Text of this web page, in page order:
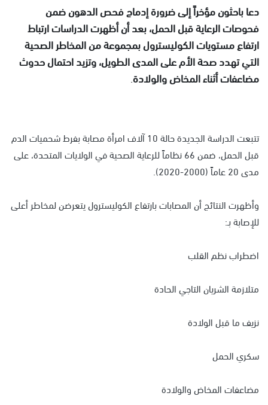
دعا باحثون مؤخراً إلى ضرورة إدماج فحص الدهون ضمن
فحوصات الرعاية قبل الحمل، بعد أن أظهرت الدراسات ارتباط
ارتفاع مستويات الكوليسترول بمجموعة من المخاطر الصحية
التي تهدد صحة الأم على المدى الطويل، وتزيد احتمال حدوث
مضاعفات أثناء المخاض والولادة.
تتبعت الدراسة الجديدة حالة 10 آلاف امرأة مصابة بفرط شحميات الدم
قبل الحمل، ضمن 66 نظاماً للرعاية الصحية في الولايات المتحدة، على
مدى 20 عاماً (2000-2020).
وأظهرت النتائج أن المصابات بارتفاع الكوليسترول يتعرضن لمخاطر أعلى
للإصابة بـ:
اضطراب نظم القلب
متلازمة الشريان التاجي الحادة
نزيف ما قبل الولادة
سكري الحمل
مضاعفات المخاض والولادة